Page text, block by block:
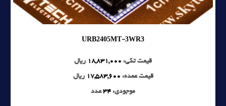
URB2405MT-3WR3
قیمت تکی: 18,831,000 ریال
قیمت عمده: 17,583,600 ریال
موجودی: 34عدد